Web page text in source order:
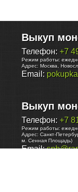
Выкуп
Телефон: +7
Режим работы:
Адрес: Москва
Email:
Выкуп
Телефон: +7
Режим работы:
Адрес: Санкт-
м. Сенная Площадь)
Email: